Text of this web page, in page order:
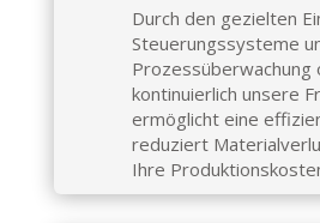
Durch den gezielten
Steuerungssysteme
kontinuierlich unsere
ermöglicht eine
reduziert
Ihre